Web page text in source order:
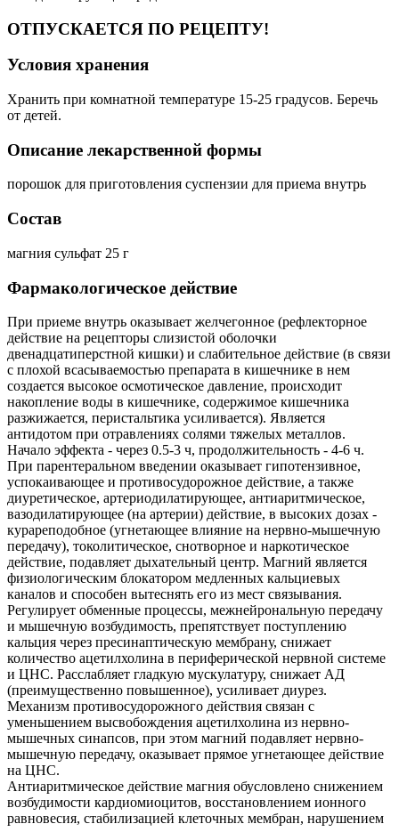
ОТПУСКАЕТСЯ ПО РЕЦЕПТУ!
Условия хранения
Хранить при комнатной температуре 15-25 градусов. Беречь
от детей.
Описание лекарственной формы
порошок для приготовления суспензии для приема внутрь
Состав
магния сульфат 25 г
Фармакологическое действие
При приеме внутрь оказывает желчегонное (рефлекторное
действие на рецепторы слизистой оболочки
двенадцатиперстной кишки) и слабительное действие (в связи
с плохой всасываемостью препарата в кишечнике в нем
создается высокое осмотическое давление, происходит
накопление воды в кишечнике, содержимое кишечника
разжижается, перистальтика усиливается). Является
антидотом при отравлениях солями тяжелых металлов.
Начало эффекта - через 0.5-3 ч, продолжительность - 4-6 ч.
При парентеральном введении оказывает гипотензивное,
успокаивающее и противосудорожное действие, а также
диуретическое, артериодилатирующее, антиаритмическое,
вазодилатирующее (на артерии) действие, в высоких дозах -
курареподобное (угнетающее влияние на нервно-мышечную
передачу), токолитическое, снотворное и наркотическое
действие, подавляет дыхательный центр. Магний является
физиологическим блокатором медленных кальциевых
каналов и способен вытеснять его из мест связывания.
Регулирует обменные процессы, межнейрональную передачу
и мышечную возбудимость, препятствует поступлению
кальция через пресинаптическую мембрану, снижает
количество ацетилхолина в периферической нервной системе
и ЦНС. Расслабляет гладкую мускулатуру, снижает АД
(преимущественно повышенное), усиливает диурез.
Механизм противосудорожного действия связан с
уменьшением высвобождения ацетилхолина из нервно-
мышечных синапсов, при этом магний подавляет нервно-
мышечную передачу, оказывает прямое угнетающее действие
на ЦНС.
Антиаритмическое действие магния обусловлено снижением
возбудимости кардиомиоцитов, восстановлением ионного
равновесия, стабилизацией клеточных мембран, нарушением